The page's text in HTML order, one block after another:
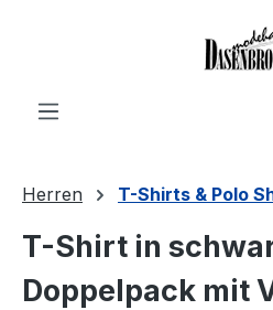
Herren T-Shirts & Polo
T-Shirt in
Doppelpack mit